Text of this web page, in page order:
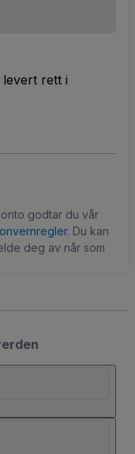
rett i
godtar du vår
. Du kan
deg av når som